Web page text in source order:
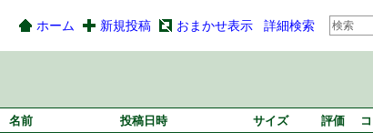
ホーム 新規投稿 おまかせ表示 詳細検索
名前 投稿日時 サイズ 評価